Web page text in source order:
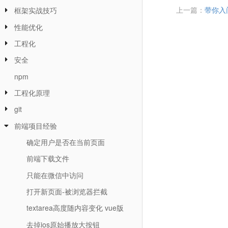
框架实战技巧
性能优化
工程化
安全
npm
工程化原理
git
前端项目经验
确定用户是否在当前页面
前端下载文件
只能在微信中访问
打开新页面-被浏览器拦截
textarea高度随内容变化 vue版
去掉ios原始播放大按钮
上一篇： 带你入